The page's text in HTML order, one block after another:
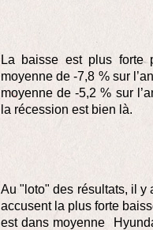
La baisse est plus forte
moyenne de -7,8 % sur
moyenne de -5,2 % sur
la récession est bien là.
Au "loto" des résultats, il y
accusent la plus forte
est dans moyenne